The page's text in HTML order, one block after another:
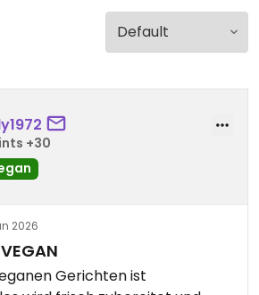
+30
2026
Gerichten ist